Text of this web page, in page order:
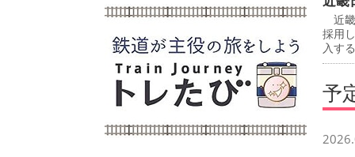
近
採用
入す
予